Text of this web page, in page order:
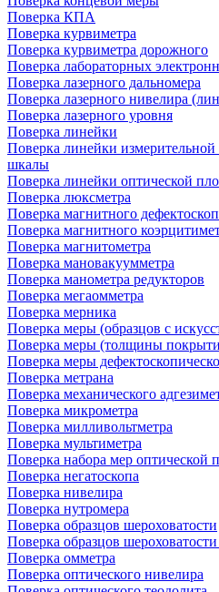
Поверка КПА
Поверка курвиметра
Поверка курвиметра дорожного
Поверка лабораторных
Поверка лазерного дальномера
Поверка лазерного нивелира
Поверка лазерного уровня
Поверка линейки
Поверка линейки
шкалы
Поверка линейки оптической
Поверка люксметра
Поверка магнитного
Поверка магнитного
Поверка магнитометра
Поверка мановакуумметра
Поверка манометра редукторов
Поверка мегаомметра
Поверка мерника
Поверка меры (образцов с
Поверка меры (толщины
Поверка меры
Поверка метрана
Поверка механического
Поверка микрометра
Поверка милливольтметра
Поверка мультиметра
Поверка набора мер оптической
Поверка негатоскопа
Поверка нивелира
Поверка нутромера
Поверка образцов шероховатости
Поверка образцов
Поверка омметра
Поверка оптического нивелира